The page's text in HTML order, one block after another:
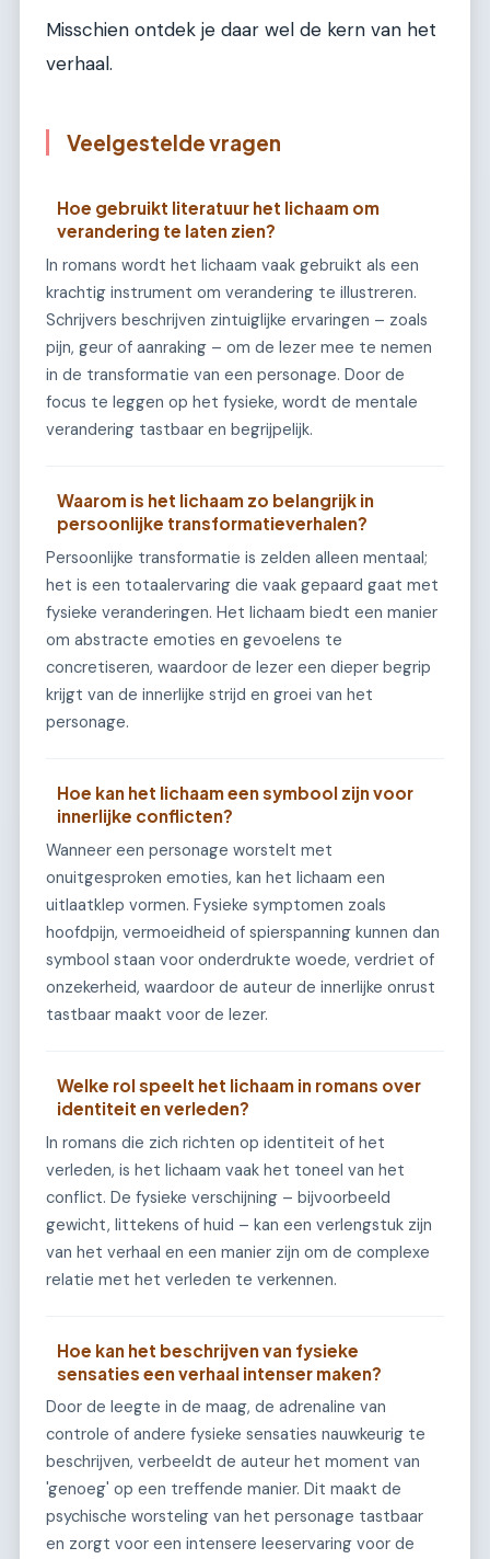
Misschien ontdek je daar wel de kern van het
verhaal.
Veelgestelde vragen
Hoe gebruikt literatuur het lichaam om
verandering te laten zien?
In romans wordt het lichaam vaak gebruikt als een
krachtig instrument om verandering te illustreren.
Schrijvers beschrijven zintuiglijke ervaringen – zoals
pijn, geur of aanraking – om de lezer mee te nemen
in de transformatie van een personage. Door de
focus te leggen op het fysieke, wordt de mentale
verandering tastbaar en begrijpelijk.
Waarom is het lichaam zo belangrijk in
persoonlijke transformatieverhalen?
Persoonlijke transformatie is zelden alleen mentaal;
het is een totaalervaring die vaak gepaard gaat met
fysieke veranderingen. Het lichaam biedt een manier
om abstracte emoties en gevoelens te
concretiseren, waardoor de lezer een dieper begrip
krijgt van de innerlijke strijd en groei van het
personage.
Hoe kan het lichaam een symbool zijn voor
innerlijke conflicten?
Wanneer een personage worstelt met
onuitgesproken emoties, kan het lichaam een
uitlaatklep vormen. Fysieke symptomen zoals
hoofdpijn, vermoeidheid of spierspanning kunnen dan
symbool staan voor onderdrukte woede, verdriet of
onzekerheid, waardoor de auteur de innerlijke onrust
tastbaar maakt voor de lezer.
Welke rol speelt het lichaam in romans over
identiteit en verleden?
In romans die zich richten op identiteit of het
verleden, is het lichaam vaak het toneel van het
conflict. De fysieke verschijning – bijvoorbeeld
gewicht, littekens of huid – kan een verlengstuk zijn
van het verhaal en een manier zijn om de complexe
relatie met het verleden te verkennen.
Hoe kan het beschrijven van fysieke
sensaties een verhaal intenser maken?
Door de leegte in de maag, de adrenaline van
controle of andere fysieke sensaties nauwkeurig te
beschrijven, verbeeldt de auteur het moment van
'genoeg' op een treffende manier. Dit maakt de
psychische worsteling van het personage tastbaar
en zorgt voor een intensere leeservaring voor de